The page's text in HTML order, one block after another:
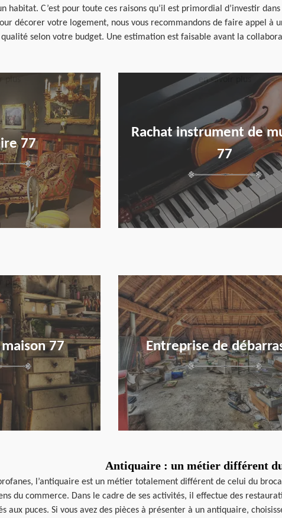
habitat. C’est pour toute ces raisons qu’il est primordial d’investir
décorer votre logement, nous vous recommandons de faire appel
selon votre budget. Une estimation est faisable avant la
77
Rachat instrument de
77
en savoir plus
77
plus
Entreprise de
en savoir plus
Antiquaire : un métier différent
l’antiquaire est un métier totalement différent de celui du
du commerce. Dans le cadre de ses activités, il effectue des
aux puces. Si vous avez des pièces à présenter à un antiquaire,